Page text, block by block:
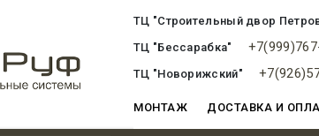
ТЦ "Строительный двор
ТЦ "Бессарабка"
ТЦ "Новорижский"
МОНТАЖ ДОСТАВКА И